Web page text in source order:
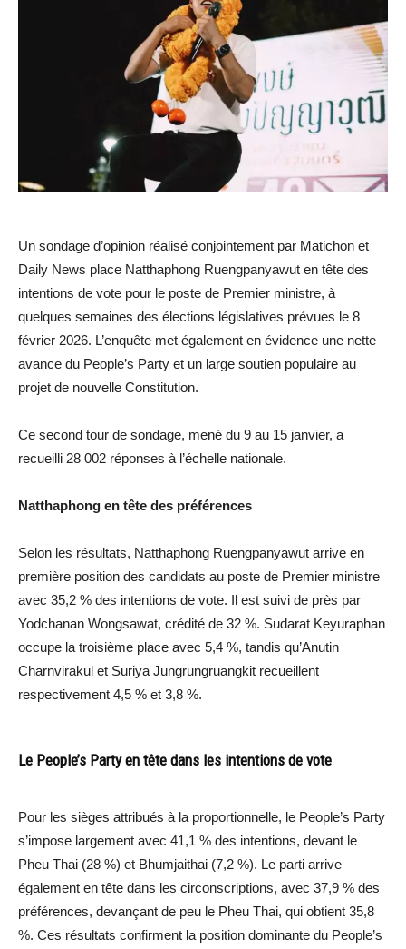
Un sondage d’opinion réalisé conjointement par Matichon et
Daily News place Natthaphong Ruengpanyawut en tête des
intentions de vote pour le poste de Premier ministre, à
quelques semaines des élections législatives prévues le 8
février 2026. L’enquête met également en évidence une nette
avance du People’s Party et un large soutien populaire au
projet de nouvelle Constitution.
Ce second tour de sondage, mené du 9 au 15 janvier, a
recueilli 28 002 réponses à l’échelle nationale.
Natthaphong en tête des préférences
Selon les résultats, Natthaphong Ruengpanyawut arrive en
première position des candidats au poste de Premier ministre
avec 35,2 % des intentions de vote. Il est suivi de près par
Yodchanan Wongsawat, crédité de 32 %. Sudarat Keyuraphan
occupe la troisième place avec 5,4 %, tandis qu’Anutin
Charnvirakul et Suriya Jungrungruangkit recueillent
respectivement 4,5 % et 3,8 %.
Le People’s Party en tête dans les intentions de vote
Pour les sièges attribués à la proportionnelle, le People’s Party
s’impose largement avec 41,1 % des intentions, devant le
Pheu Thai (28 %) et Bhumjaithai (7,2 %). Le parti arrive
également en tête dans les circonscriptions, avec 37,9 % des
préférences, devançant de peu le Pheu Thai, qui obtient 35,8
%. Ces résultats confirment la position dominante du People’s